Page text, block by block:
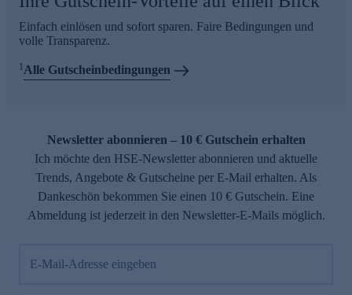
Einfach einlösen und sofort sparen. Faire Bedingungen und
volle Transparenz.
1Alle Gutscheinbedingungen
Newsletter abonnieren – 10 € Gutschein erhalten
Ich möchte den HSE-Newsletter abonnieren und aktuelle
Trends, Angebote & Gutscheine per E-Mail erhalten. Als
Dankeschön bekommen Sie einen 10 € Gutschein. Eine
Abmeldung ist jederzeit in den Newsletter-E-Mails möglich.
E-Mail-Adresse eingeben